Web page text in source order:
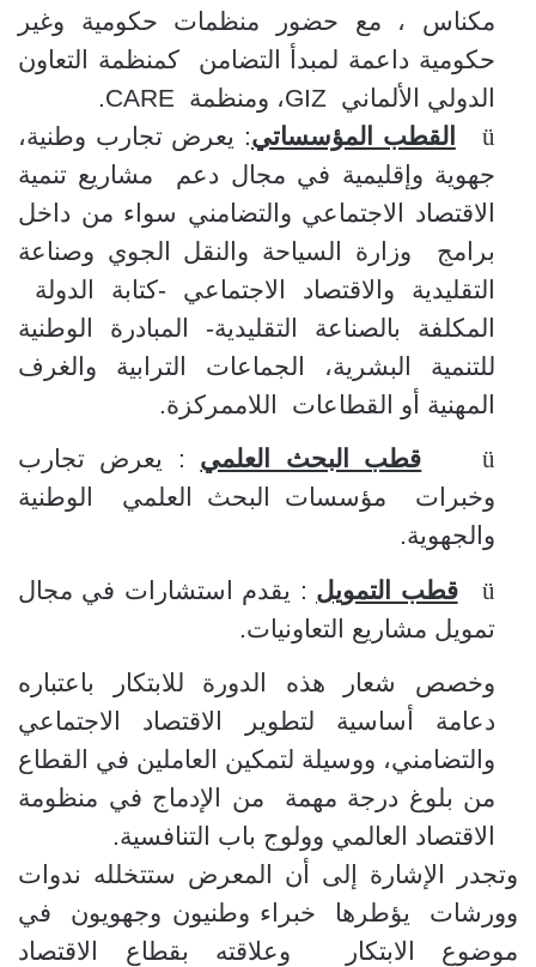
مكناس ، مع حضور منظمات حكومية وغير
حكومية داعمة لمبدأ التضامن
كمنظمة التعاون
الدولي الألماني GIZ، ومنظمة CARE
.
ü
القطب المؤسساتي: يعرض تجارب وطنية،
جهوية وإقليمية في مجال دعم
مشاريع تنمية
الاقتصاد الاجتماعي والتضامني سواء من داخل
برامج
وزارة السياحة والنقل الجوي وصناعة
التقليدية والاقتصاد الاجتماعي -كتابة الدولة
المكلفة بالصناعة التقليدية- المبادرة الوطنية
للتنمية البشرية، الجماعات الترابية والغرف
المهنية أو القطاعات
اللاممركزة.
ü
قطب البحث العلمي : يعرض تجارب
وخبرات
مؤسسات البحث العلمي
الوطنية
والجهوية.
ü
قطب التمويل : يقدم استشارات في مجال
تمويل مشاريع التعاونيات.
وخصص شعار هذه الدورة للابتكار باعتباره
دعامة أساسية لتطوير الاقتصاد الاجتماعي
والتضامني، ووسيلة لتمكين العاملين في القطاع
من بلوغ درجة مهمة
من الإدماج في منظومة
الاقتصاد العالمي وولوج باب التنافسية.
وتجدر الإشارة إلى أن المعرض ستتخلله ندوات
وورشات
يؤطرها خبراء وطنيون وجهويون
في
موضوع الابتكار
وعلاقته بقطاع الاقتصاد